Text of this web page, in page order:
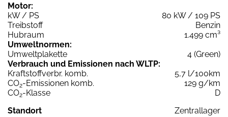
Motor:
kW / PS
80 kW / 109 PS
Treibstoff
Benzin
Hubraum
1.499 cm³
Umweltnormen:
Umweltplakette
4 (Green)
Verbrauch und Emissionen nach WLTP:
Kraftstoffverbr. komb.
5,7 l/100km
CO2-Emissionen komb.
129 g/km
CO2-Klasse
D
Standort
Zentrallager